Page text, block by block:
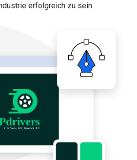
erfolgreich zu sein.